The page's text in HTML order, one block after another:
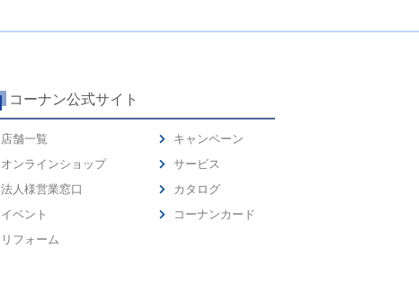
コーナン公式サイト
店舗一覧
オンラインショップ
法人様営業窓口
イベント
リフォーム
キャンペーン
サービス
カタログ
コーナンカード